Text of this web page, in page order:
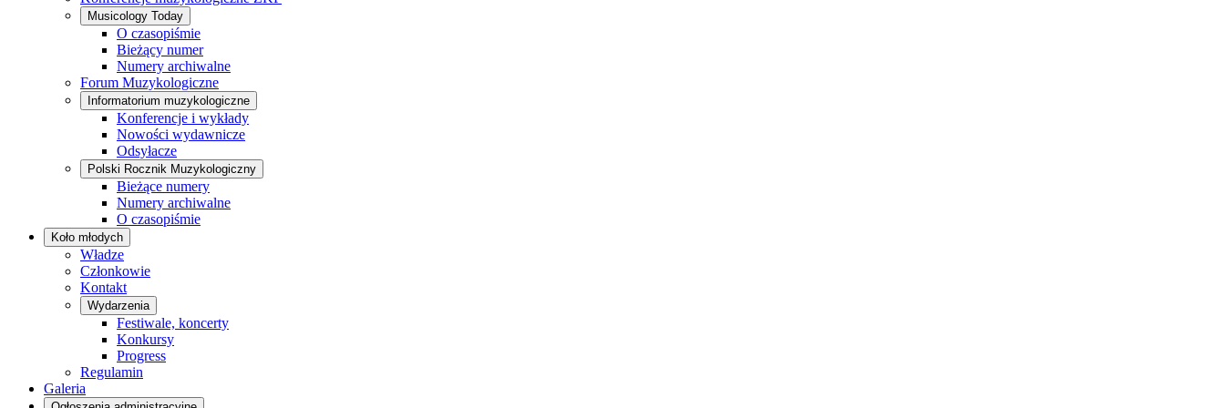
Musicology Today
O czasopiśmie
Bieżący numer
Numery archiwalne
Forum Muzykologiczne
Informatorium muzykologiczne
Konferencje i wykłady
Nowości wydawnicze
Odsyłacze
Polski Rocznik Muzykologiczny
Bieżące numery
Numery archiwalne
O czasopiśmie
Koło młodych
Władze
Członkowie
Kontakt
Wydarzenia
Festiwale, koncerty
Konkursy
Progress
Regulamin
Galeria